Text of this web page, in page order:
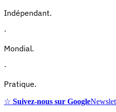
Indépendant.
·
Mondial.
·
Pratique.
☆ Suivez-nous sur Google